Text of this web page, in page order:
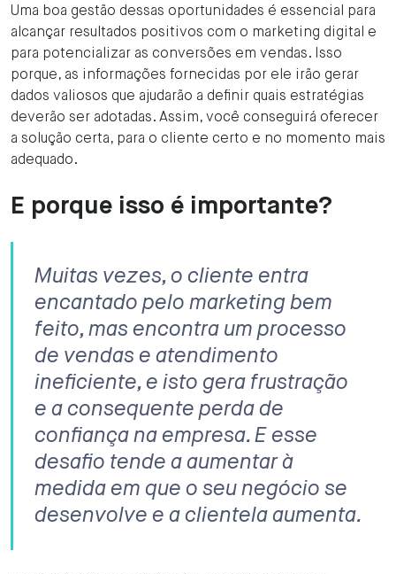
Uma boa gestão dessas oportunidades é essencial para
alcançar resultados positivos com o marketing digital e
para potencializar as conversões em vendas. Isso
porque, as informações fornecidas por ele irão gerar
dados valiosos que ajudarão a definir quais estratégias
deverão ser adotadas. Assim, você conseguirá oferecer
a solução certa, para o cliente certo e no momento mais
adequado.
E porque isso é importante?
Muitas vezes, o cliente entra
encantado pelo marketing bem
feito, mas encontra um processo
de vendas e atendimento
ineficiente, e isto gera frustração
e a consequente perda de
confiança na empresa. E esse
desafio tende a aumentar à
medida em que o seu negócio se
desenvolve e a clientela aumenta.